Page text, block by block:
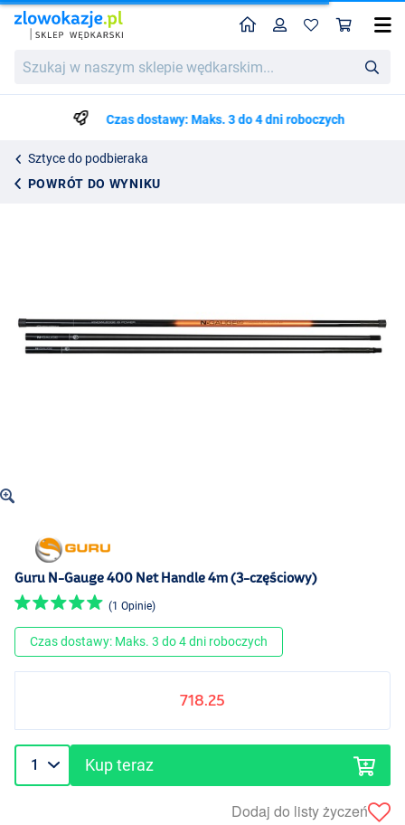
w
wędkarskim...
HomeProfil
Czas dostawy: Maks. 3 do 4 dni roboczych
Sztyce do podbieraka
POWRÓT DO WYNIKU
Guru N-Gauge 400 Net Handle 4m (3-częściowy)
718.25
Guru N-Gauge 400 Net Handle 4m (3-częściowy)
(1 Opinie)
Czas dostawy: Maks. 3 do 4 dni roboczych
718.25
Kup teraz
Dodaj do listy życzeń